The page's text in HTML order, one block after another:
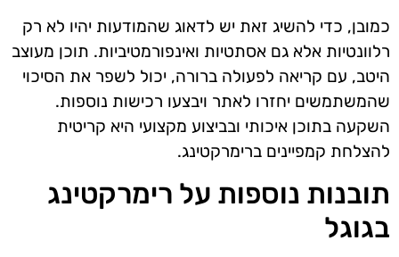
כמובן, כדי להשיג זאת יש לדאוג שהמודעות יהיו לא רק
רלוונטיות אלא גם אסתטיות ואינפורמטיביות. תוכן מעוצב
היטב, עם קריאה לפעולה ברורה, יכול לשפר את הסיכוי
שהמשתמשים יחזרו לאתר ויבצעו רכישות נוספות.
השקעה בתוכן איכותי ובביצוע מקצועי היא קריטית
להצלחת קמפיינים ברימרקטינג.
תובנות נוספות על רימרקטינג
בגוגל